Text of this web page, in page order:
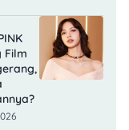
Film